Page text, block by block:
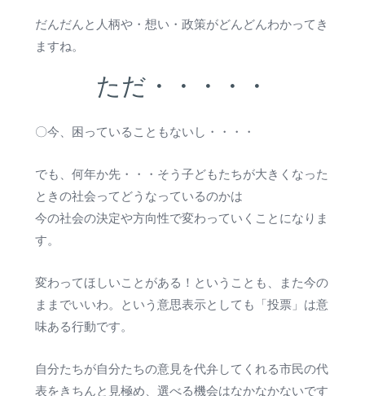
だんだんと人柄や・想い・政策がどんどんわかってき
ますね。
ただ・・・・・
〇今、困っていることもないし・・・・
でも、何年か先・・・そう子どもたちが大きくなった
ときの社会ってどうなっているのかは
今の社会の決定や方向性で変わっていくことになりま
す。
変わってほしいことがある！ということも、また今の
ままでいいわ。という意思表示としても「投票」は意
味ある行動です。
自分たちが自分たちの意見を代弁してくれる市民の代
表をきちんと見極め、選べる機会はなかなかないです